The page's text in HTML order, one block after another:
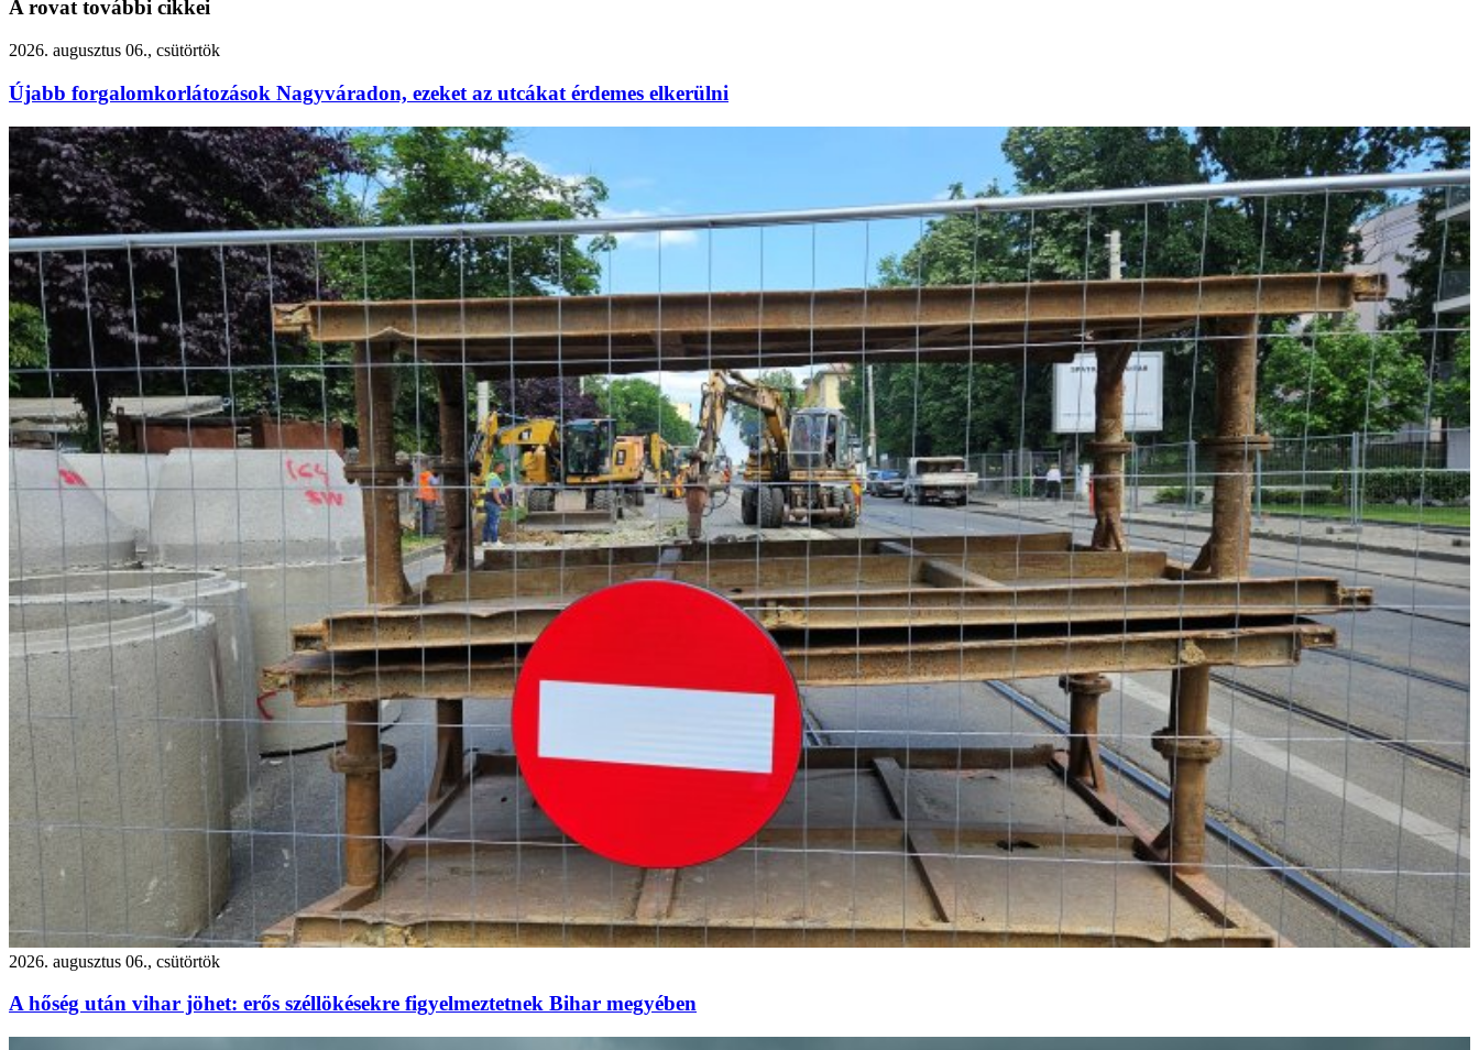
A rovat további cikkei
2026. augusztus 06., csütörtök
Újabb forgalomkorlátozások Nagyváradon, ezeket az utcákat érdemes elkerülni
2026. augusztus 06., csütörtök
A hőség után vihar jöhet: erős széllökésekre figyelmeztetnek Bihar megyében